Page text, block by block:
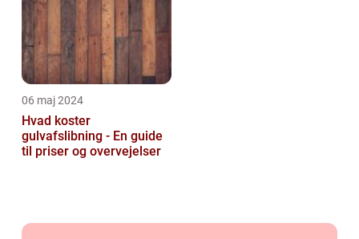
06 maj 2024
Hvad koster
gulvafslibning - En guide
til priser og overvejelser